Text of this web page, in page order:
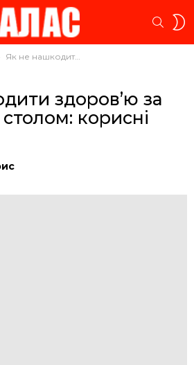
Як не нашкодити здоровʼю за великоднім столом: корисні поради
здоровʼю за
корисні